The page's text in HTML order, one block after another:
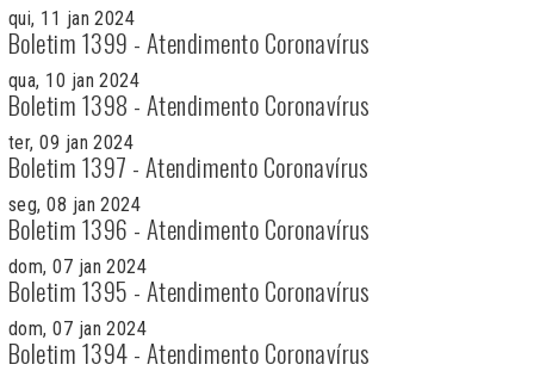
qui, 11 jan 2024
Boletim 1399 - Atendimento Coronavírus
qua, 10 jan 2024
Boletim 1398 - Atendimento Coronavírus
ter, 09 jan 2024
Boletim 1397 - Atendimento Coronavírus
seg, 08 jan 2024
Boletim 1396 - Atendimento Coronavírus
dom, 07 jan 2024
Boletim 1395 - Atendimento Coronavírus
dom, 07 jan 2024
Boletim 1394 - Atendimento Coronavírus